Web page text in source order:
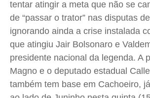
tentar atingir a meta que não se
de “passar o trator” nas disputas
ignorando ainda a crise instalada
que atingiu Jair Bolsonaro e
presidente nacional da legenda. A
Magno e o deputado estadual
também tem base em Cachoeiro,